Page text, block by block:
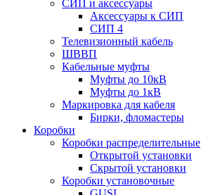
СИП и аксессуары
Аксессуары к СИП
СИП 4
Телевизионный кабель
ШВВП
Кабельные муфты
Муфты до 10кВ
Муфты до 1кВ
Маркировка для кабеля
Бирки, фломастеры
Коробки
Коробки распределительные
Открытой установки
Скрытой установки
Коробки установочные